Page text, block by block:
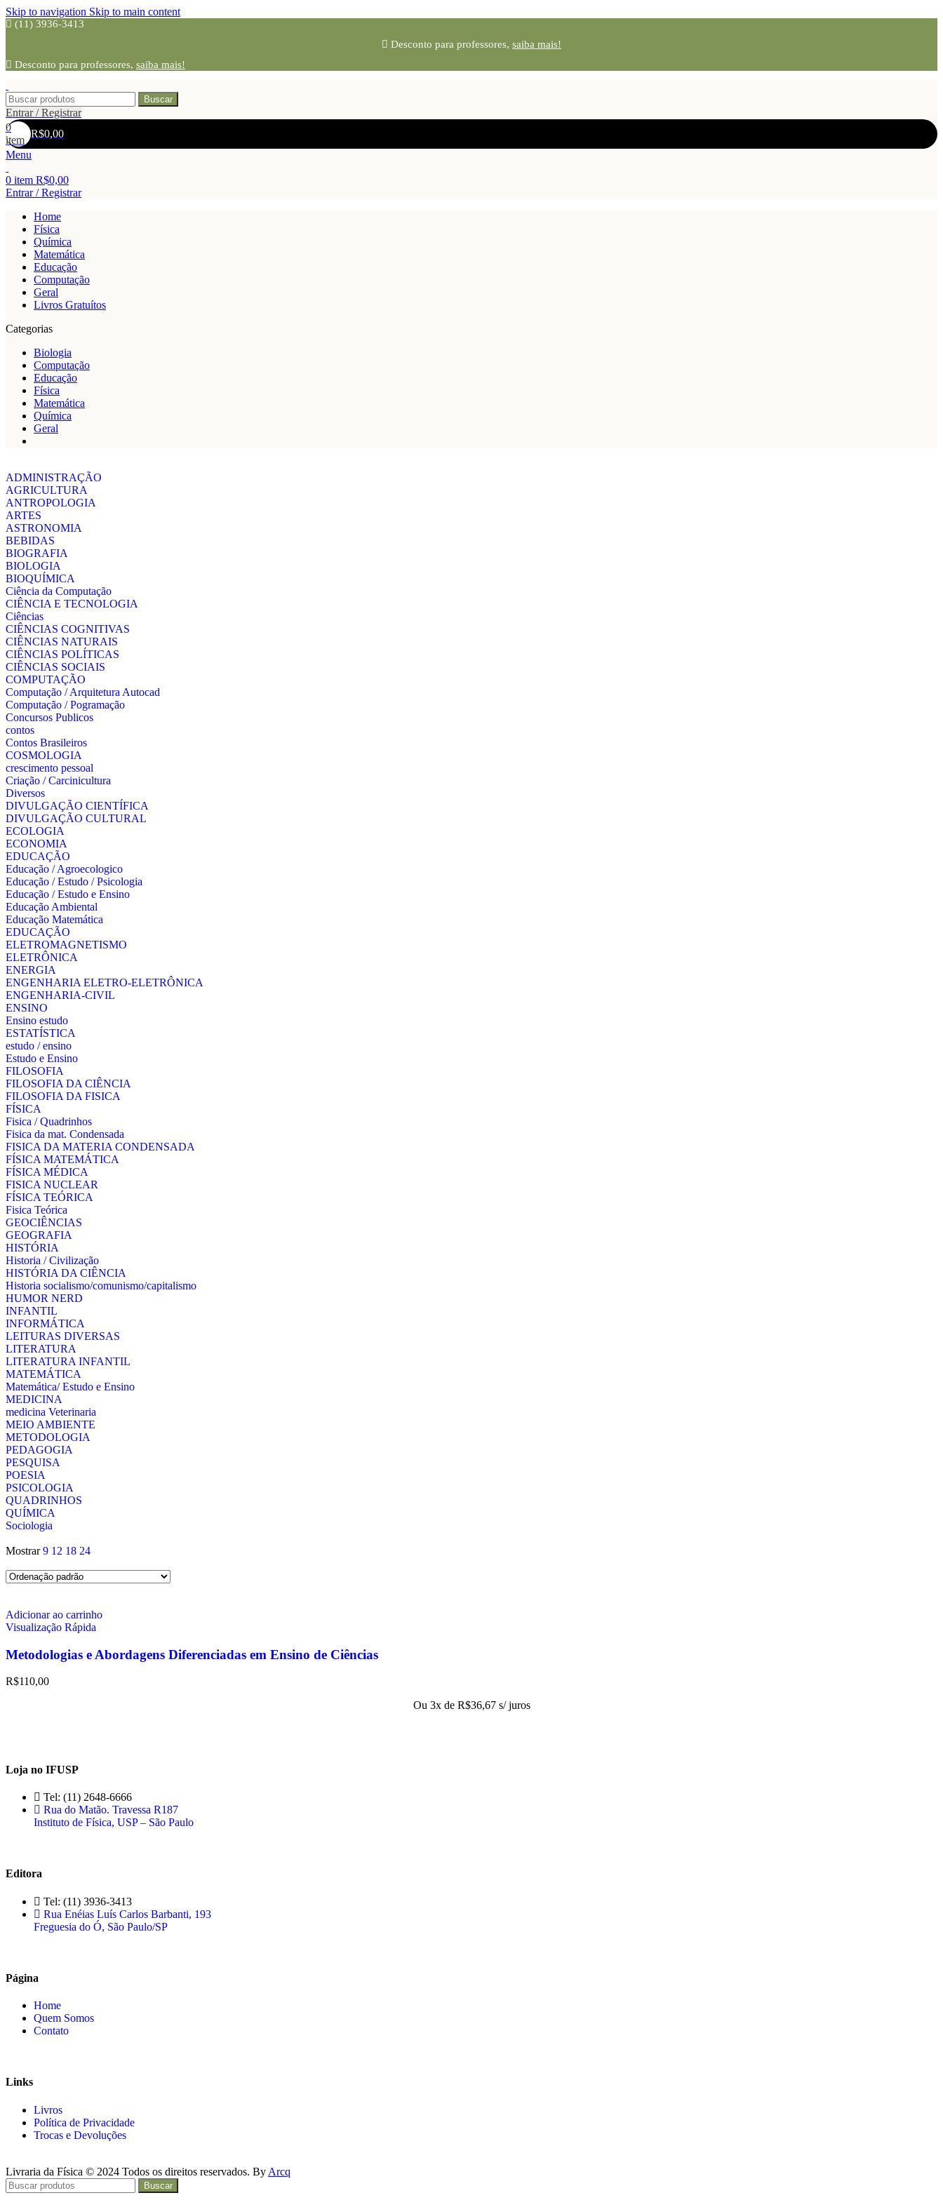
Skip to navigation Skip to main content
(11) 3936-3413
Desconto para professores, saiba mais!
Desconto para professores, saiba mais!
Buscar
Entrar / Registrar
0
item
R$0,00
Menu
0 item R$0,00
Entrar / Registrar
Home
Física
Química
Matemática
Educação
Computação
Geral
Livros Gratuítos
Categorias
Biologia
Computação
Educação
Física
Matemática
Química
Geral
ADMINISTRAÇÃO
AGRICULTURA
ANTROPOLOGIA
ARTES
ASTRONOMIA
BEBIDAS
BIOGRAFIA
BIOLOGIA
BIOQUÍMICA
Ciência da Computação
CIÊNCIA E TECNOLOGIA
Ciências
CIÊNCIAS COGNITIVAS
CIÊNCIAS NATURAIS
CIÊNCIAS POLÍTICAS
CIÊNCIAS SOCIAIS
COMPUTAÇÃO
Computação / Arquitetura Autocad
Computação / Pogramação
Concursos Publicos
contos
Contos Brasileiros
COSMOLOGIA
crescimento pessoal
Criação / Carcinicultura
Diversos
DIVULGAÇÃO CIENTÍFICA
DIVULGAÇÃO CULTURAL
ECOLOGIA
ECONOMIA
EDUCAÇÃO
Educação / Agroecologico
Educação / Estudo / Psicologia
Educação / Estudo e Ensino
Educação Ambiental
Educação Matemática
EDUCAÇÃO
ELETROMAGNETISMO
ELETRÔNICA
ENERGIA
ENGENHARIA ELETRO-ELETRÔNICA
ENGENHARIA-CIVIL
ENSINO
Ensino estudo
ESTATÍSTICA
estudo / ensino
Estudo e Ensino
FILOSOFIA
FILOSOFIA DA CIÊNCIA
FILOSOFIA DA FISICA
FÍSICA
Fisica / Quadrinhos
Fisica da mat. Condensada
FISICA DA MATERIA CONDENSADA
FÍSICA MATEMÁTICA
FÍSICA MÉDICA
FISICA NUCLEAR
FÍSICA TEÓRICA
Fisica Teórica
GEOCIÊNCIAS
GEOGRAFIA
HISTÓRIA
Historia / Civilização
HISTÓRIA DA CIÊNCIA
Historia socialismo/comunismo/capitalismo
HUMOR NERD
INFANTIL
INFORMÁTICA
LEITURAS DIVERSAS
LITERATURA
LITERATURA INFANTIL
MATEMÁTICA
Matemática/ Estudo e Ensino
MEDICINA
medicina Veterinaria
MEIO AMBIENTE
METODOLOGIA
PEDAGOGIA
PESQUISA
POESIA
PSICOLOGIA
QUADRINHOS
QUÍMICA
Sociologia
Mostrar9 12 18 24
Adicionar ao carrinho
Visualização Rápida
Metodologias e Abordagens Diferenciadas em Ensino de Ciências
R$110,00
Ou 3x de R$36,67 s/ juros
Loja no IFUSP
Tel: (11) 2648-6666
Rua do Matão. Travessa R187
Instituto de Física, USP – São Paulo
Editora
Tel: (11) 3936-3413
Rua Enéias Luís Carlos Barbanti, 193
Freguesia do Ó, São Paulo/SP
Página
Home
Quem Somos
Contato
Links
Livros
Política de Privacidade
Trocas e Devoluções
Livraria da Física © 2024 Todos os direitos reservados. By Arcq
Buscar